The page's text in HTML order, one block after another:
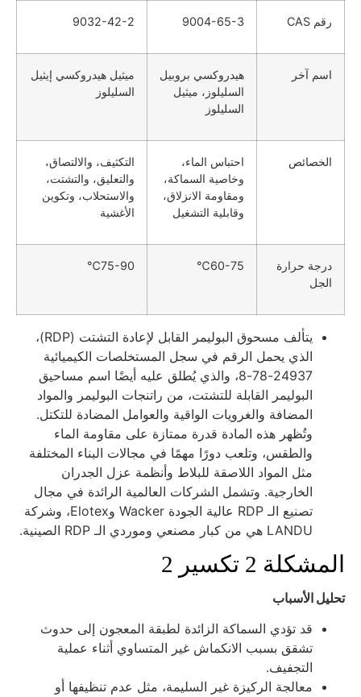
رقم CAS 9004-65-3
9032-42-2
اسم آخر
هيدروكسي بروبيل
السليلوز، ميثيل
السليلوز
ميثيل هيدروكسي إيثيل
السليلوز
الخصائص
احتباس الماء،
وخاصية السماكة،
ومقاومة الانزلاق،
وقابلية التشغيل
التكثيف، والالتصاق،
والتعليق، والتشتت،
والاستحلاب، وتكوين
الأغشية
درجة حرارة
الجل
60-75℃
75-90℃
يتألف مسحوق البوليمر القابل لإعادة التشتت (RDP)،
الذي يحمل الرقم في سجل المستخلصات الكيميائية
24937-78-8، والذي يُطلق عليه أيضًا اسم مساحيق
البوليمر القابلة للتشتت، من راتنجات البوليمر والمواد
المضافة والغرويات الواقية والعوامل المضادة للتكتل.
وتُظهر هذه المادة قدرة ممتازة على مقاومة الماء
والطقس، وتلعب دورًا مهمًا في مجالات البناء المختلفة
مثل المواد اللاصقة للبلاط وأنظمة عزل الجدران
الخارجية. وتشمل الشركات العالمية الرائدة في مجال
تصنيع الـ RDP عالية الجودة Wacker وElotex، وشركة
LANDU هي من كبار مصنعي وموردي الـ RDP الصينية.
2 تكسير 2
الأسباب
قد تؤدي السماكة الزائدة لطبقة المعجون إلى حدوث
تشقق بسبب الانكماش غير المتساوي أثناء عملية
التجفيف.
معالجة الركيزة غير السليمة، مثل عدم تنظيفها أو